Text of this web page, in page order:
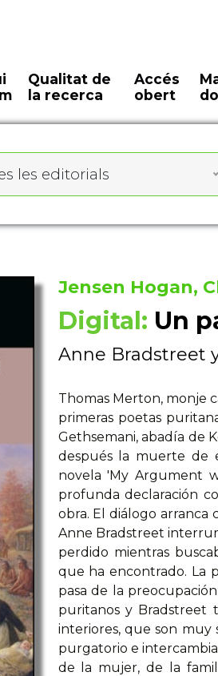
Qualitat de
la recerca
Accés
obert
les editorials
Jensen Hogan,
Digital: Un
Anne Bradstreet
Thomas Merton, monje
primeras poetas
Gethsemani, abadía de
después la muerte de
novela 'My Argument
profunda declaración
obra. El diálogo
Anne Bradstreet
perdido mientras
que ha encontrado. La
pasa de la
puritanos y Bradstreet
interiores, que son muy
purgatorio e
de la mujer, de la